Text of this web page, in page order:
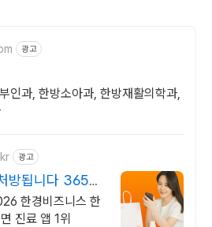
광고
인과, 한방소아과, 한방재활의학과,
광고
방됩니다 365일
한경비즈니스 한
진료 앱 1위